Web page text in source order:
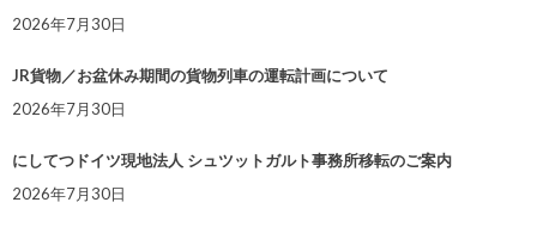
2026年7月30日
JR貨物／お盆休み期間の貨物列車の運転計画について
2026年7月30日
にしてつドイツ現地法人 シュツットガルト事務所移転のご案内
2026年7月30日